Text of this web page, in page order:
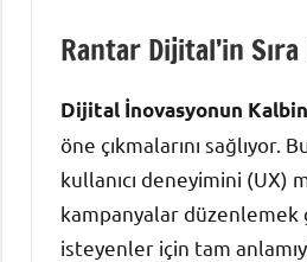
Rantar Dijital’in
Dijital İnovasyonun
öne çıkmalarını sağlıyor.
kullanıcı deneyimini
kampanyalar
isteyenler için tam